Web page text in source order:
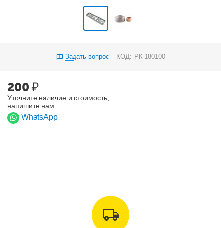
Задать вопрос КОД: РК-180100
200₽
Уточните наличие и стоимость,
напишите нам:
WhatsApp